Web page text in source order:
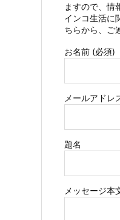
ますので、情
インコ生活に
ちらから、ご
お名前 (必須)
メールアドレ
題名
メッセージ本